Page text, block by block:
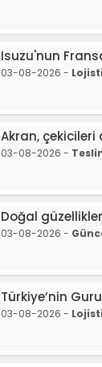
Isuzu'nun
03-08-2026 -
Akran, çekicileri
03-08-2026 -
Doğal
03-08-2026 -
Türkiye’nin
03-08-2026 -